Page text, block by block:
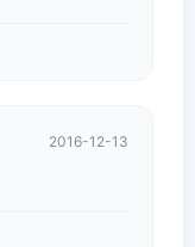
2016-12-13